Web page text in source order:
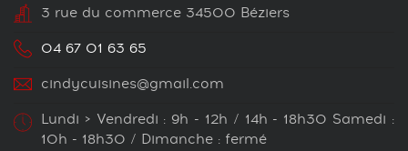
3 rue du commerce 34500 Béziers
04 67 01 63 65
cindycuisines@gmail.com
Lundi > Vendredi : 9h - 12h / 14h - 18h30 Samedi :
10h - 18h30 / Dimanche : fermé